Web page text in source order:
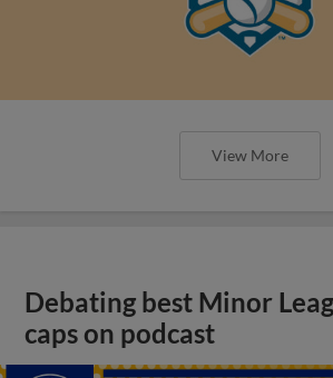
View More
Debating best Minor
caps on podcast